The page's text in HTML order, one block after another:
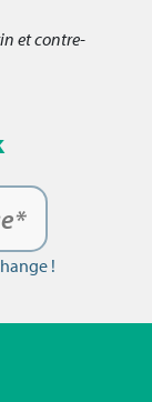
et contre-
!